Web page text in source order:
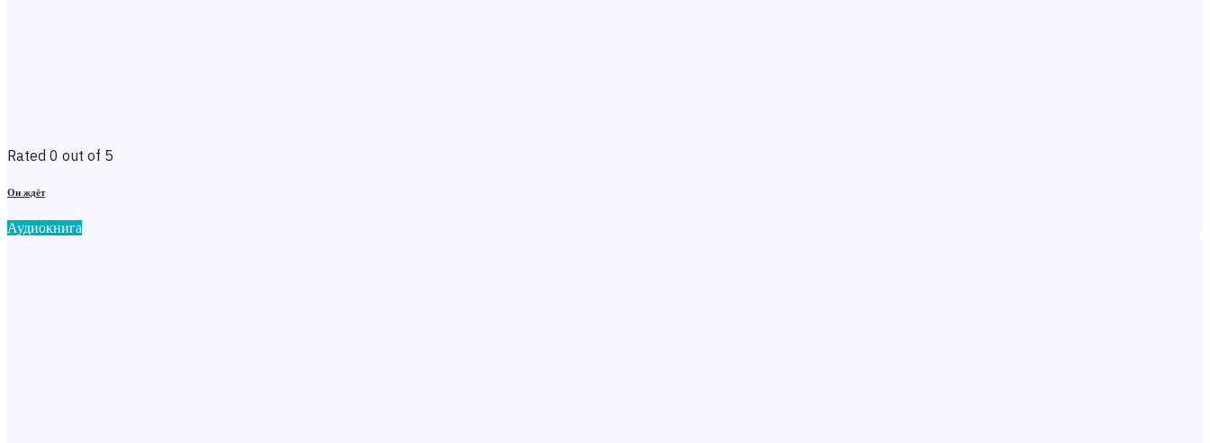
Rated 0 out of 5
Он ждёт
Аудиокнига